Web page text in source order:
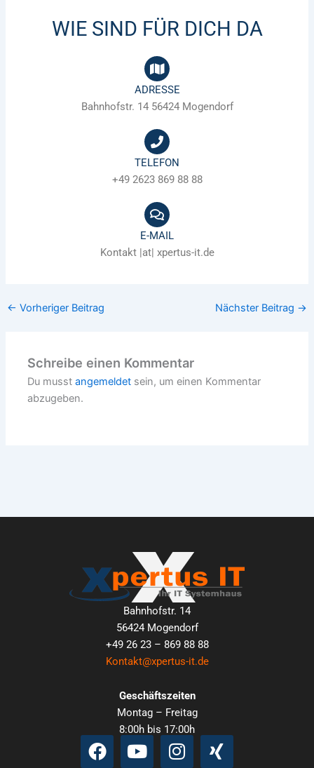
WIE SIND FÜR DICH DA
ADRESSE
Bahnhofstr. 14 56424 Mogendorf
TELEFON
+49 2623 869 88 88
E-MAIL
Kontakt |at| xpertus-it.de
← Vorheriger Beitrag Nächster Beitrag →
Schreibe einen Kommentar
Du musstangemeldet sein, um einen Kommentar
abzugeben.
Bahnhofstr. 14
56424 Mogendorf
+49 26 23 – 869 88 88
Kontakt@xpertus-it.de
Geschäftszeiten
Montag – Freitag
8:00h bis 17:00h